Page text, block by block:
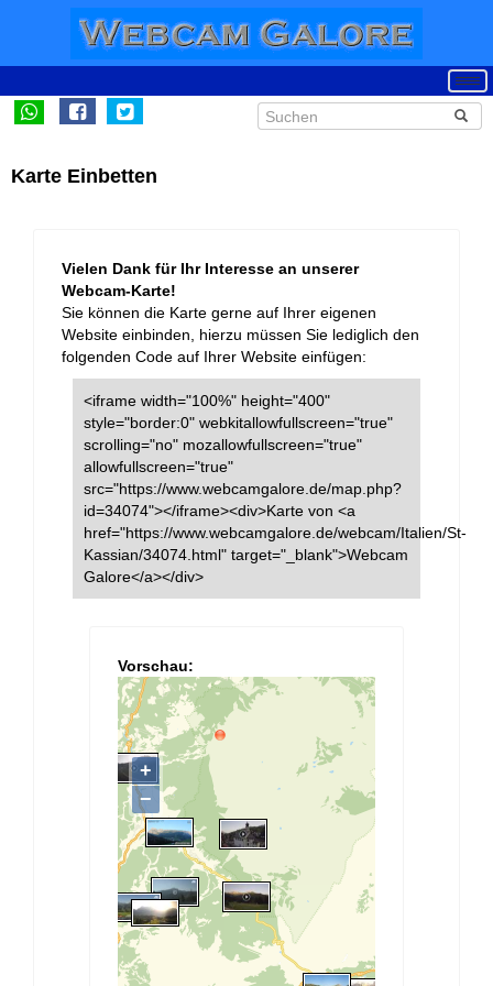
Karte Einbetten
Vielen Dank für Ihr Interesse an unserer
Webcam-Karte!
Sie können die Karte gerne auf Ihrer eigenen
Website einbinden, hierzu müssen Sie lediglich den
folgenden Code auf Ihrer Website einfügen:
<iframe width="100%" height="400"
style="border:0" webkitallowfullscreen="true"
scrolling="no" mozallowfullscreen="true"
allowfullscreen="true"
src="https://www.webcamgalore.de/map.php?
id=34074"></iframe><div>Karte von <a
href="https://www.webcamgalore.de/webcam/Italien/St-
Kassian/34074.html" target="_blank">Webcam
Galore</a></div>
Vorschau: